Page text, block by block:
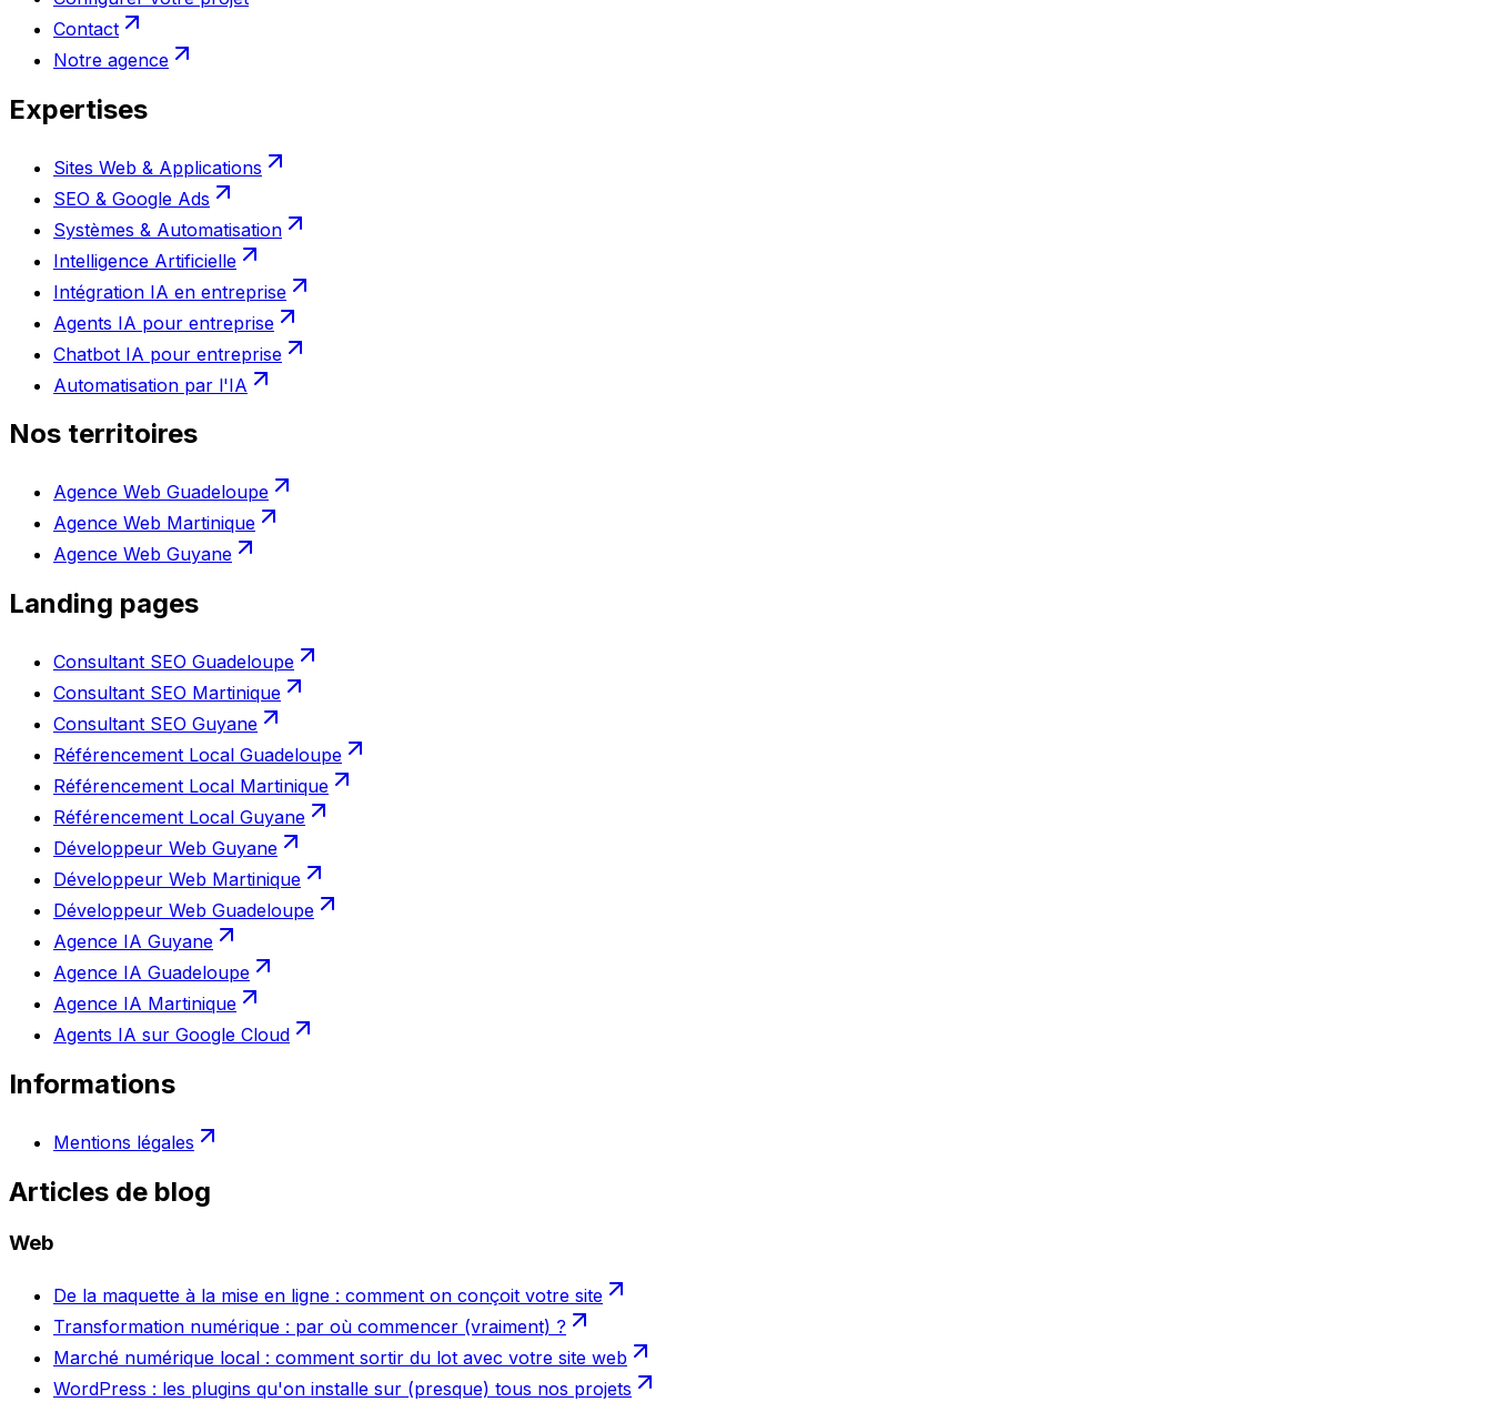
Contact
Notre agence
Expertises
Sites Web & Applications
SEO & Google Ads
Systèmes & Automatisation
Intelligence Artificielle
Intégration IA en entreprise
Agents IA pour entreprise
Chatbot IA pour entreprise
Automatisation par l'IA
Nos territoires
Agence Web Guadeloupe
Agence Web Martinique
Agence Web Guyane
Landing pages
Consultant SEO Guadeloupe
Consultant SEO Martinique
Consultant SEO Guyane
Référencement Local Guadeloupe
Référencement Local Martinique
Référencement Local Guyane
Développeur Web Guyane
Développeur Web Martinique
Développeur Web Guadeloupe
Agence IA Guyane
Agence IA Guadeloupe
Agence IA Martinique
Agents IA sur Google Cloud
Informations
Mentions légales
Articles de blog
Web
De la maquette à la mise en ligne : comment on conçoit votre site
Transformation numérique : par où commencer (vraiment) ?
Marché numérique local : comment sortir du lot avec votre site web
WordPress : les plugins qu'on installe sur (presque) tous nos projets